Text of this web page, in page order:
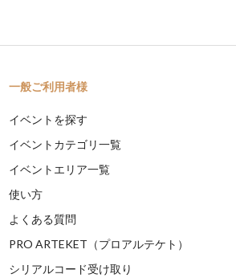
一般ご利用者様
イベントを探す
イベントカテゴリ一覧
イベントエリア一覧
使い方
よくある質問
PRO ARTEKET（プロアルテケト）
シリアルコード受け取り